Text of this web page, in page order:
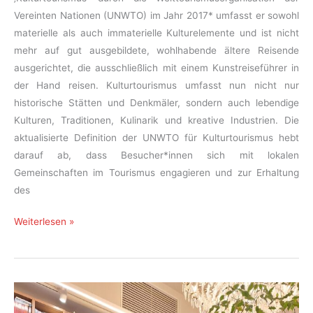
Vereinten Nationen (UNWTO) im Jahr 2017* umfasst er sowohl
materielle als auch immaterielle Kulturelemente und ist nicht
mehr auf gut ausgebildete, wohlhabende ältere Reisende
ausgerichtet, die ausschließlich mit einem Kunstreiseführer in
der Hand reisen. Kulturtourismus umfasst nun nicht nur
historische Stätten und Denkmäler, sondern auch lebendige
Kulturen, Traditionen, Kulinarik und kreative Industrien. Die
aktualisierte Definition der UNWTO für Kulturtourismus hebt
darauf ab, dass Besucher*innen sich mit lokalen
Gemeinschaften im Tourismus engagieren und zur Erhaltung
des
Kulturtourismus
denken
Vom
antiquarischen
Weiterlesen »